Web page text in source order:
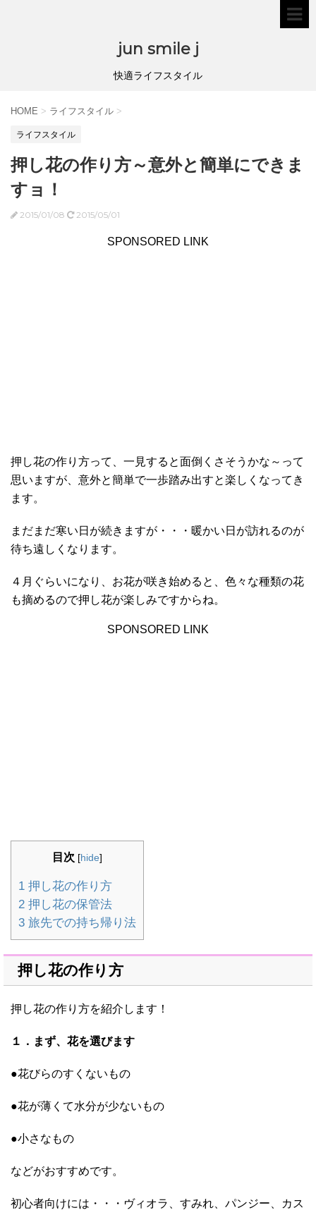
jun smile j
快適ライフスタイル
HOME > ライフスタイル >
ライフスタイル
押し花の作り方～意外と簡単にできま
すョ！
2015/01/08 2015/05/01
SPONSORED LINK
押し花の作り方って、一見すると面倒くさそうかな～って
思いますが、意外と簡単で一歩踏み出すと楽しくなってき
ます。
まだまだ寒い日が続きますが・・・暖かい日が訪れるのが
待ち遠しくなります。
４月ぐらいになり、お花が咲き始めると、色々な種類の花
も摘めるので押し花が楽しみですからね。
SPONSORED LINK
目次 [hide]
1 押し花の作り方
2 押し花の保管法
3 旅先での持ち帰り法
押し花の作り方
押し花の作り方を紹介します！
１．まず、花を選びます
●花びらのすくないもの
●花が薄くて水分が少ないもの
●小さなもの
などがおすすめです。
初心者向けには・・・ヴィオラ、すみれ、パンジー、カス